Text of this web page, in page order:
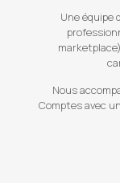
Une
Nous
Comptes avec